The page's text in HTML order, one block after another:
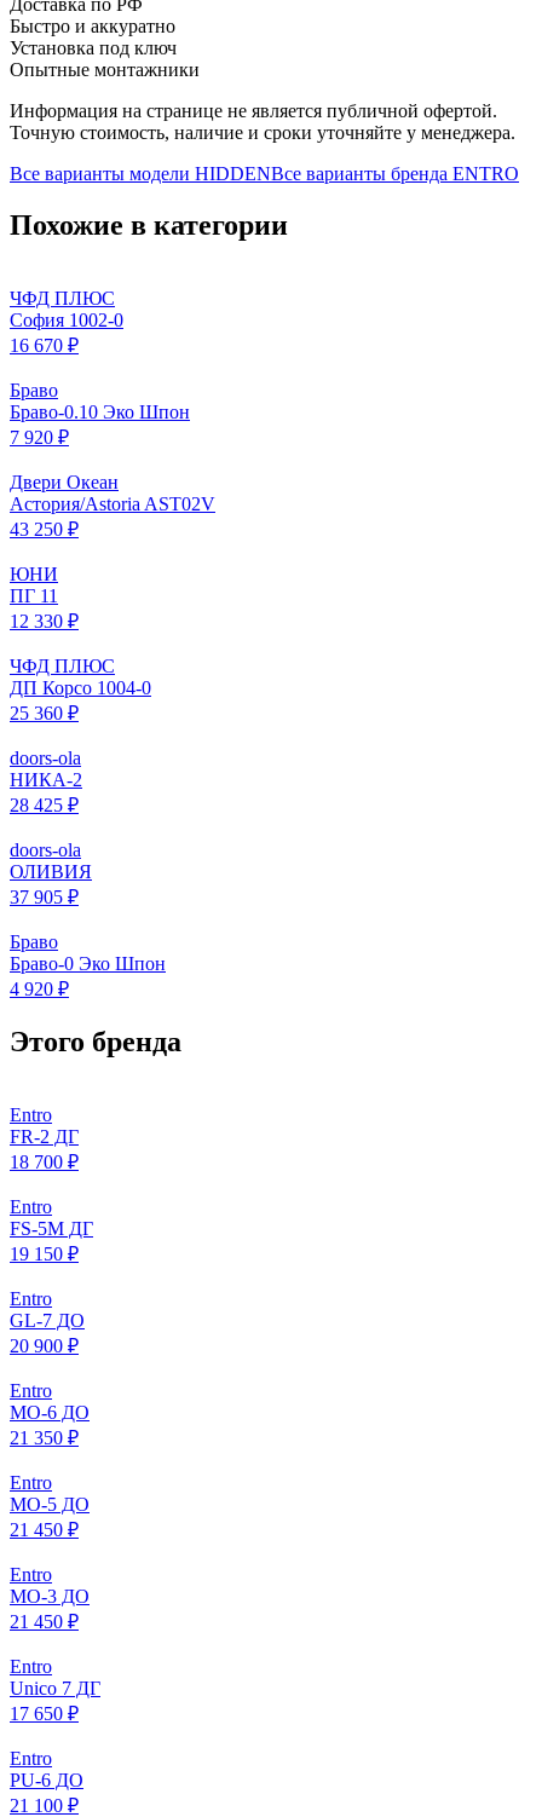
Доставка по РФ
Быстро и аккуратно
Установка под ключ
Опытные монтажники
Информация на странице не является публичной офертой.
Точную стоимость, наличие и сроки уточняйте у менеджера.
Все варианты модели HIDDENВсе варианты бренда ENTRO
Похожие в категории
ЧФД ПЛЮС
София 1002-0
16 670 ₽
Браво
Браво-0.10 Эко Шпон
7 920 ₽
Двери Океан
Астория/Astoria AST02V
43 250 ₽
ЮНИ
ПГ 11
12 330 ₽
ЧФД ПЛЮС
ДП Корсо 1004-0
25 360 ₽
doors-ola
НИКА-2
28 425 ₽
doors-ola
ОЛИВИЯ
37 905 ₽
Браво
Браво-0 Эко Шпон
4 920 ₽
Этого бренда
Entro
FR-2 ДГ
18 700 ₽
Entro
FS-5M ДГ
19 150 ₽
Entro
GL-7 ДО
20 900 ₽
Entro
МO-6 ДО
21 350 ₽
Entro
МO-5 ДО
21 450 ₽
Entro
МO-3 ДО
21 450 ₽
Entro
Unico 7 ДГ
17 650 ₽
Entro
PU-6 ДО
21 100 ₽